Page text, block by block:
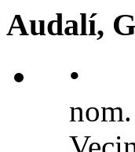
Audalí,
•